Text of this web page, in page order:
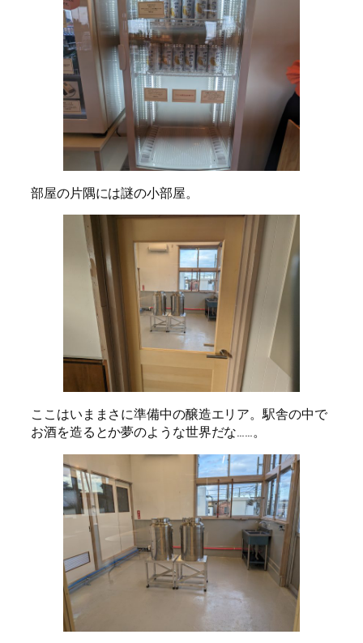
部屋の片隅には謎の小部屋。
ここはいままさに準備中の醸造エリア。駅舎の中で
お酒を造るとか夢のような世界だな……。